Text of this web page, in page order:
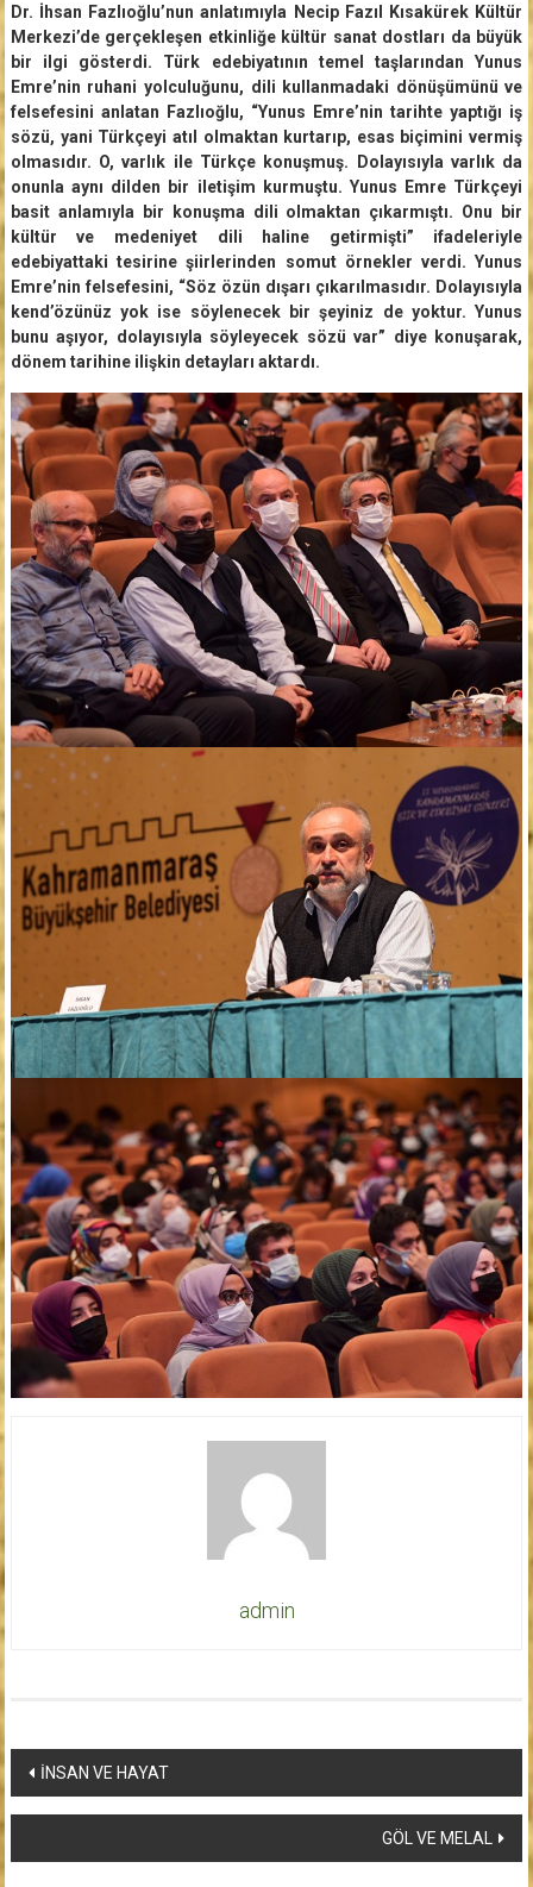
Dr. İhsan Fazlıoğlu’nun anlatımıyla Necip Fazıl Kısakürek Kültür
Merkezi’de gerçekleşen etkinliğe kültür sanat dostları da büyük
bir ilgi gösterdi. Türk edebiyatının temel taşlarından Yunus
Emre’nin ruhani yolculuğunu, dili kullanmadaki dönüşümünü ve
felsefesini anlatan Fazlıoğlu, “Yunus Emre’nin tarihte yaptığı iş
sözü, yani Türkçeyi atıl olmaktan kurtarıp, esas biçimini vermiş
olmasıdır. O, varlık ile Türkçe konuşmuş. Dolayısıyla varlık da
onunla aynı dilden bir iletişim kurmuştu. Yunus Emre Türkçeyi
basit anlamıyla bir konuşma dili olmaktan çıkarmıştı. Onu bir
kültür ve medeniyet dili haline getirmişti” ifadeleriyle
edebiyattaki tesirine şiirlerinden somut örnekler verdi. Yunus
Emre’nin felsefesini, “Söz özün dışarı çıkarılmasıdır. Dolayısıyla
kend’özünüz yok ise söylenecek bir şeyiniz de yoktur. Yunus
bunu aşıyor, dolayısıyla söyleyecek sözü var” diye konuşarak,
dönem tarihine ilişkin detayları aktardı.
admin
Yazı
dolaşımı
İNSAN VE HAYAT
GÖL VE MELAL